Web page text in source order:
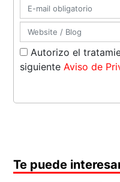
Autorizo el
siguienteAviso de
Te puede